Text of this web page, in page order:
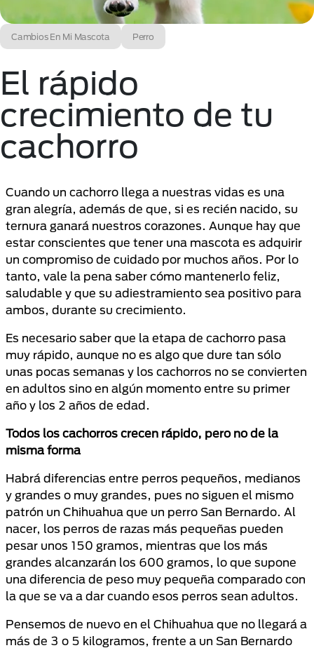
Cambios En Mi Mascota Perro
El rápido
crecimiento de tu
cachorro
Cuando un cachorro llega a nuestras vidas es una
gran alegría, además de que, si es recién nacido, su
ternura ganará nuestros corazones. Aunque hay que
estar conscientes que tener una mascota es adquirir
un compromiso de cuidado por muchos años. Por lo
tanto, vale la pena saber cómo mantenerlo feliz,
saludable y que su adiestramiento sea positivo para
ambos, durante su crecimiento.
Es necesario saber que la etapa de cachorro pasa
muy rápido, aunque no es algo que dure tan sólo
unas pocas semanas y los cachorros no se convierten
en adultos sino en algún momento entre su primer
año y los 2 años de edad.
Todos los cachorros crecen rápido, pero no de la
misma forma
Habrá diferencias entre perros pequeños, medianos
y grandes o muy grandes, pues no siguen el mismo
patrón un Chihuahua que un perro San Bernardo. Al
nacer, los perros de razas más pequeñas pueden
pesar unos 150 gramos, mientras que los más
grandes alcanzarán los 600 gramos, lo que supone
una diferencia de peso muy pequeña comparado con
la que se va a dar cuando esos perros sean adultos.
Pensemos de nuevo en el Chihuahua que no llegará a
más de 3 o 5 kilogramos, frente a un San Bernardo